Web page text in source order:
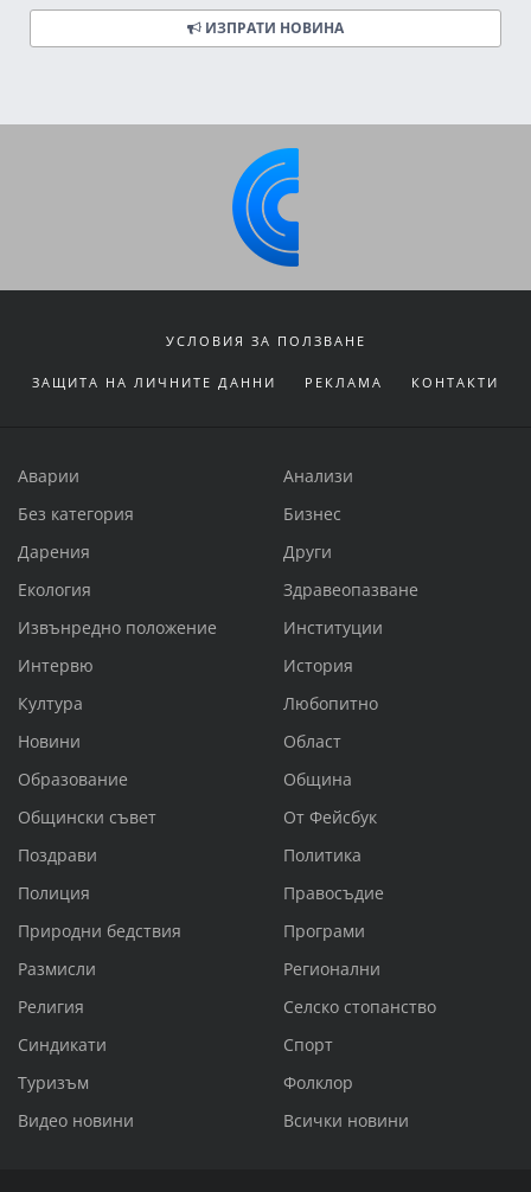
ИЗПРАТИ НОВИНА
УСЛОВИЯ ЗА ПОЛЗВАНЕ
ЗАЩИТА НА ЛИЧНИТЕ ДАННИ РЕКЛАМА КОНТАКТИ
Аварии
Анализи
Без категория
Бизнес
Дарения
Други
Екология
Здравеопазване
Извънредно положение
Институции
Интервю
История
Култура
Любопитно
Новини
Област
Образование
Община
Общински съвет
От Фейсбук
Поздрави
Политика
Полиция
Правосъдие
Природни бедствия
Програми
Размисли
Регионални
Религия
Селско стопанство
Синдикати
Спорт
Туризъм
Фолклор
Видео новини
Всички новини